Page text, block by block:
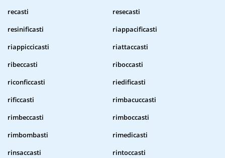
recasti
resecasti
resinificasti
riappacificasti
riappiccicasti
riattaccasti
ribeccasti
riboccasti
riconficcasti
riedificasti
rificcasti
rimbacuccasti
rimbeccasti
rimboccasti
rimbombasti
rimedicasti
rinsaccasti
rintoccasti